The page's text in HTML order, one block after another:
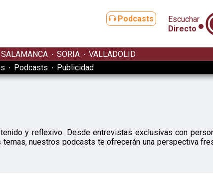
Podcasts
Escuchar
Directo
SALAMANCA SORIA
VALLADOLID
Podcasts Publicidad
y reflexivo. Desde entrevistas exclusivas con
nuestros podcasts te ofrecerán una perspectiva